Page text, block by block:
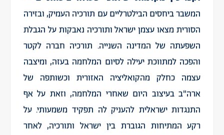
המשבר ביחסים הבילטרליים עם תורכיה העמיק, ובזירה
הסורית מצאו עצמן ישראל ותורכיה נאבקות על הגבלת
השפעתה של המדינה השנייה. תורכיה חברה לקטר
והפכה למתווכת יעילה לסיום המלחמה בעזה, ומיצבה
עצמה כחלק מהקואליציה האזורית וכשותפה של
ארה"ב בעיצוב היום שאחרי המלחמה, וזאת על אף
התנגדות ישראלית להעניק לה תפקיד משמעותי. על
רקע המתיחות הגוברת בין ישראל ותורכיה, לאחר